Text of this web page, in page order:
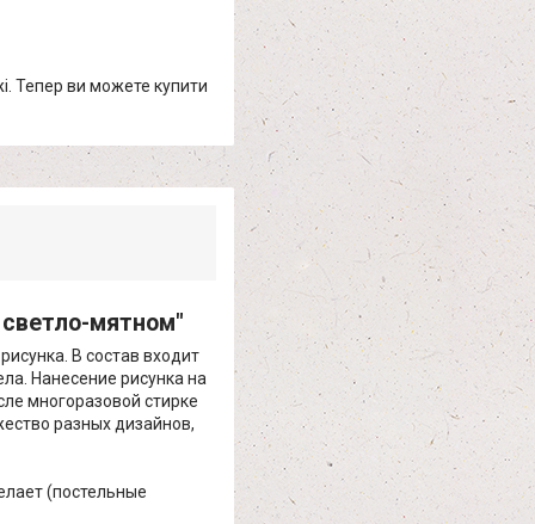
Тепер ви можете купити
мятном"
В состав входит
Нанесение рисунка на
многоразовой стирке
разных дизайнов,
(постельные